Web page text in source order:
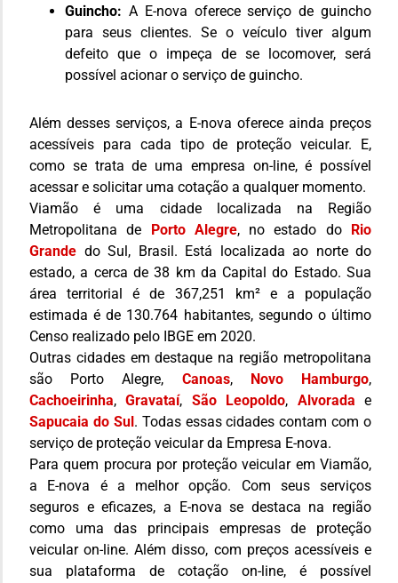
Guincho: A E-nova oferece serviço de guincho
para seus clientes. Se o veículo tiver algum
defeito que o impeça de se locomover, será
possível acionar o serviço de guincho.
Além desses serviços, a E-nova oferece ainda preços
acessíveis para cada tipo de proteção veicular. E,
como se trata de uma empresa on-line, é possível
acessar e solicitar uma cotação a qualquer momento.
Viamão é uma cidade localizada na Região
Metropolitana de
Porto Alegre, no estado do
Rio
Grande do Sul, Brasil. Está localizada ao norte do
estado, a cerca de 38 km da Capital do Estado. Sua
área territorial é de 367,251 km² e a população
estimada é de 130.764 habitantes, segundo o último
Censo realizado pelo IBGE em 2020.
Outras cidades em destaque na região metropolitana
são Porto Alegre, Canoas, Novo Hamburgo,
Cachoeirinha,Gravataí, São Leopoldo, Alvorada e
Sapucaia do Sul . Todas essas cidades contam com o
serviço de proteção veicular da Empresa E-nova.
Para quem procura por proteção veicular em Viamão,
a E-nova é a melhor opção. Com seus serviços
seguros e eficazes, a E-nova se destaca na região
como uma das principais empresas de proteção
veicular on-line. Além disso, com preços acessíveis e
sua plataforma de cotação on-line, é possível